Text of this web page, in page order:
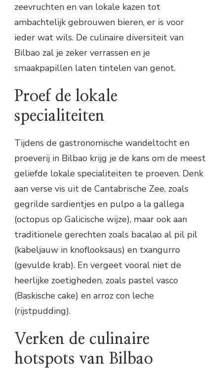
zeevruchten en van lokale kazen tot
ambachtelijk gebrouwen bieren, er is voor
ieder wat wils. De culinaire diversiteit van
Bilbao zal je zeker verrassen en je
smaakpapillen laten tintelen van genot.
Proef de lokale
specialiteiten
Tijdens de gastronomische wandeltocht en
proeverij in Bilbao krijg je de kans om de meest
geliefde lokale specialiteiten te proeven. Denk
aan verse vis uit de Cantabrische Zee, zoals
gegrilde sardientjes en pulpo a la gallega
(octopus op Galicische wijze), maar ook aan
traditionele gerechten zoals bacalao al pil pil
(kabeljauw in knoflooksaus) en txangurro
(gevulde krab). En vergeet vooral niet de
heerlijke zoetigheden, zoals pastel vasco
(Baskische cake) en arroz con leche
(rijstpudding).
Verken de culinaire
hotspots van Bilbao